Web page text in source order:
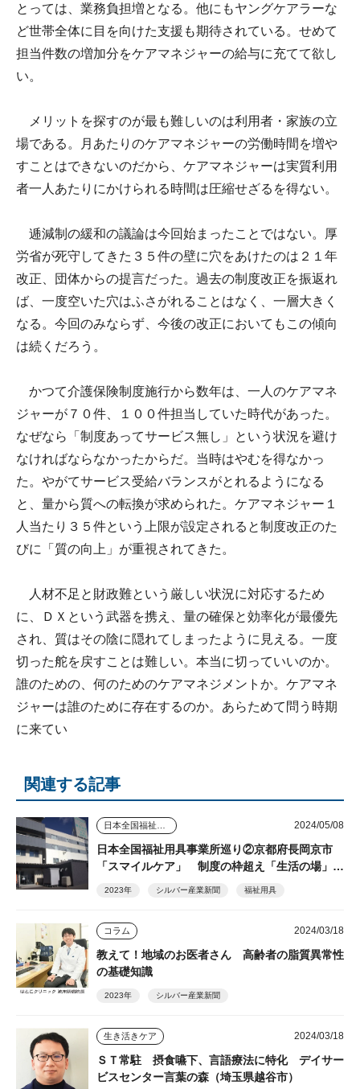
とっては、業務負担増となる。他にもヤングケアラーな
ど世帯全体に目を向けた支援も期待されている。せめて
担当件数の増加分をケアマネジャーの給与に充てて欲し
い。
メリットを探すのが最も難しいのは利用者・家族の立
場である。月あたりのケアマネジャーの労働時間を増や
すことはできないのだから、ケアマネジャーは実質利用
者一人あたりにかけられる時間は圧縮せざるを得ない。
逓減制の緩和の議論は今回始まったことではない。厚
労省が死守してきた３５件の壁に穴をあけたのは２１年
改正、団体からの提言だった。過去の制度改正を振返れ
ば、一度空いた穴はふさがれることはなく、一層大きく
なる。今回のみならず、今後の改正においてもこの傾向
は続くだろう。
かつて介護保険制度施行から数年は、一人のケアマネ
ジャーが７０件、１００件担当していた時代があった。
なぜなら「制度あってサービス無し」という状況を避け
なければならなかったからだ。当時はやむを得なかっ
た。やがてサービス受給バランスがとれるようになる
と、量から質への転換が求められた。ケアマネジャー１
人当たり３５件という上限が設定されると制度改正のた
びに「質の向上」が重視されてきた。
人材不足と財政難という厳しい状況に対応するため
に、ＤＸという武器を携え、量の確保と効率化が最優先
され、質はその陰に隠れてしまったように見える。一度
切った舵を戻すことは難しい。本当に切っていいのか。
誰のための、何のためのケアマネジメントか。ケアマネ
ジャーは誰のために存在するのか。あらためて問う時期
に来てい
関連する記事
2024/05/08
日本全国福祉用具事業所巡り②京都府長岡京市
「スマイルケア」 制度の枠超え「生活の場」を
2023年 シルバー産業新聞 福祉用具
コラム 2024/03/18
教えて！地域のお医者さん 高齢者の脂質異常性
の基礎知識
2023年 シルバー産業新聞
生き活きケア 2024/03/18
ＳＴ常駐 摂食嚥下、言語療法に特化 デイサー
ビスセンター言葉の森（埼玉県越谷市）